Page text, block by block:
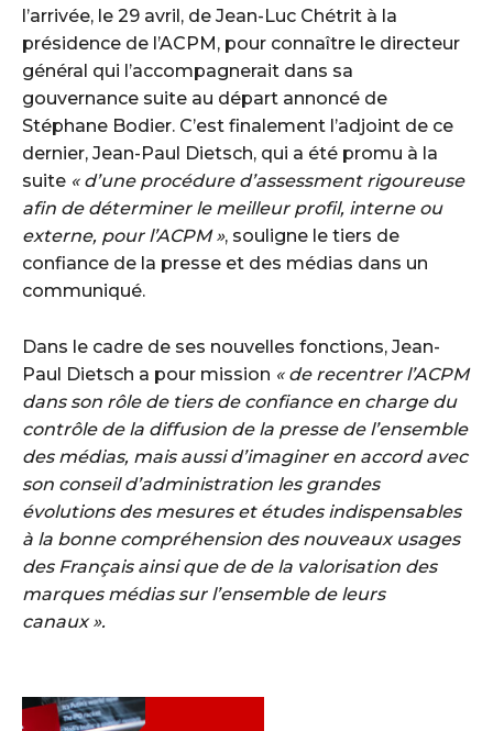
l’arrivée, le 29 avril, de Jean-Luc Chétrit à la
présidence de l’ACPM, pour connaître le directeur
général qui l’accompagnerait dans sa
gouvernance suite au départ annoncé de
Stéphane Bodier. C’est finalement l’adjoint de ce
dernier, Jean-Paul Dietsch, qui a été promu à la
suite « d’une procédure d’assessment rigoureuse
afin de déterminer le meilleur profil, interne ou
externe, pour l’ACPM », souligne le tiers de
confiance de la presse et des médias dans un
communiqué.
Dans le cadre de ses nouvelles fonctions, Jean-
Paul Dietsch a pour mission « de recentrer l’ACPM
dans son rôle de tiers de confiance en charge du
contrôle de la diffusion de la presse de l’ensemble
des médias, mais aussi d’imaginer en accord avec
son conseil d’administration les grandes
évolutions des mesures et études indispensables
à la bonne compréhension des nouveaux usages
des Français ainsi que de de la valorisation des
marques médias sur l’ensemble de leurs
canaux ».